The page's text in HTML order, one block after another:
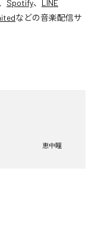
Spotify、
LINE
などの音楽配信サ
恵中瞳